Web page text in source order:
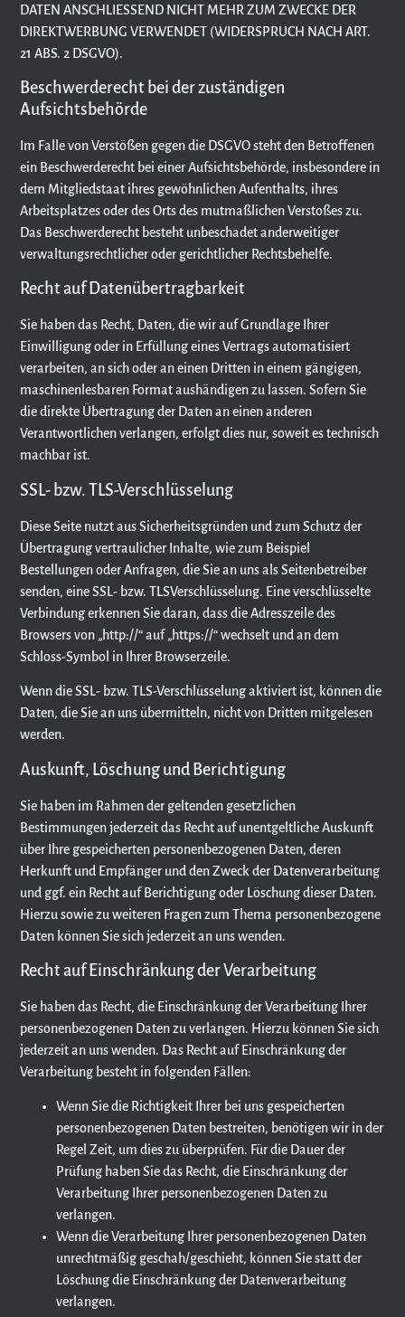
DATEN ANSCHLIESSEND NICHT MEHR ZUM ZWECKE DER
DIREKTWERBUNG VERWENDET (WIDERSPRUCH NACH ART.
21 ABS. 2 DSGVO).
Beschwerderecht bei der zuständigen
Aufsichtsbehörde
Im Falle von Verstößen gegen die DSGVO steht den Betroffenen
ein Beschwerderecht bei einer Aufsichtsbehörde, insbesondere in
dem Mitgliedstaat ihres gewöhnlichen Aufenthalts, ihres
Arbeitsplatzes oder des Orts des mutmaßlichen Verstoßes zu.
Das Beschwerderecht besteht unbeschadet anderweitiger
verwaltungsrechtlicher oder gerichtlicher Rechtsbehelfe.
Recht auf Datenübertragbarkeit
Sie haben das Recht, Daten, die wir auf Grundlage Ihrer
Einwilligung oder in Erfüllung eines Vertrags automatisiert
verarbeiten, an sich oder an einen Dritten in einem gängigen,
maschinenlesbaren Format aushändigen zu lassen. Sofern Sie
die direkte Übertragung der Daten an einen anderen
Verantwortlichen verlangen, erfolgt dies nur, soweit es technisch
machbar ist.
SSL- bzw. TLS-Verschlüsselung
Diese Seite nutzt aus Sicherheitsgründen und zum Schutz der
Übertragung vertraulicher Inhalte, wie zum Beispiel
Bestellungen oder Anfragen, die Sie an uns als Seitenbetreiber
senden, eine SSL- bzw. TLSVerschlüsselung. Eine verschlüsselte
Verbindung erkennen Sie daran, dass die Adresszeile des
Browsers von „http://“ auf „https://“ wechselt und an dem
Schloss-Symbol in Ihrer Browserzeile.
Wenn die SSL- bzw. TLS-Verschlüsselung aktiviert ist, können die
Daten, die Sie an uns übermitteln, nicht von Dritten mitgelesen
werden.
Auskunft, Löschung und Berichtigung
Sie haben im Rahmen der geltenden gesetzlichen
Bestimmungen jederzeit das Recht auf unentgeltliche Auskunft
über Ihre gespeicherten personenbezogenen Daten, deren
Herkunft und Empfänger und den Zweck der Datenverarbeitung
und ggf. ein Recht auf Berichtigung oder Löschung dieser Daten.
Hierzu sowie zu weiteren Fragen zum Thema personenbezogene
Daten können Sie sich jederzeit an uns wenden.
Recht auf Einschränkung der Verarbeitung
Sie haben das Recht, die Einschränkung der Verarbeitung Ihrer
personenbezogenen Daten zu verlangen. Hierzu können Sie sich
jederzeit an uns wenden. Das Recht auf Einschränkung der
Verarbeitung besteht in folgenden Fällen:
Wenn Sie die Richtigkeit Ihrer bei uns gespeicherten
personenbezogenen Daten bestreiten, benötigen wir in der
Regel Zeit, um dies zu überprüfen. Für die Dauer der
Prüfung haben Sie das Recht, die Einschränkung der
Verarbeitung Ihrer personenbezogenen Daten zu
verlangen.
Wenn die Verarbeitung Ihrer personenbezogenen Daten
unrechtmäßig geschah/geschieht, können Sie statt der
Löschung die Einschränkung der Datenverarbeitung
verlangen.